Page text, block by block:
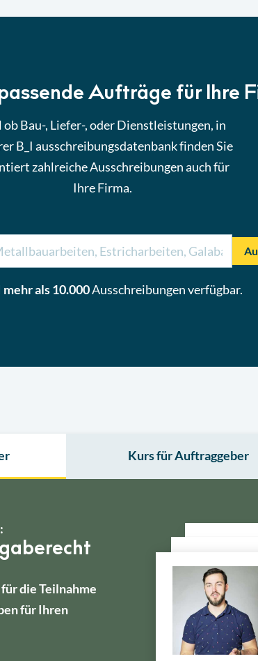
Aufträge für Ihre
ob Bau-, Liefer-, oder Dienstleistungen, in
B_I ausschreibungsdatenbank finden Sie
zahlreiche Ausschreibungen auch für
Ihre Firma.
mehr als 10.000Ausschreibungen verfügbar.
Kurs für Auftraggeber
die Teilnahme
für Ihren